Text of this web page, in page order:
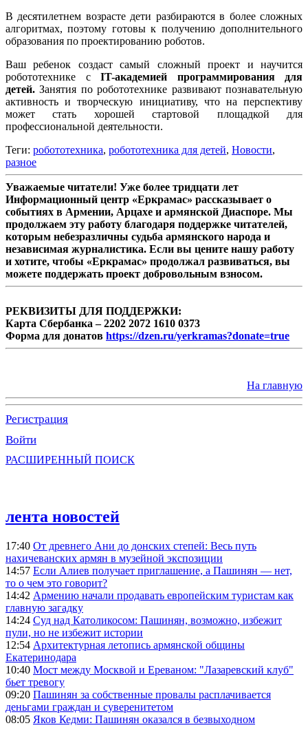
В десятилетнем возрасте дети разбираются в более сложных
алгоритмах, поэтому готовы к получению дополнительного
образования по проектированию роботов.
Ваш ребенок создаст самый сложный проект и научится
робототехнике с IT-академией программирования для
детей. Занятия по робототехнике развивают познавательную
активность и творческую инициативу, что на перспективу
может стать хорошей стартовой площадкой для
профессиональной деятельности.
Теги: робототехника, робототехника для детей, Новости,
разное
Уважаемые читатели! Уже более тридцати лет
Информационный центр «Еркрамас» рассказывает о
событиях в Армении, Арцахе и армянской Диаспоре. Мы
продолжаем эту работу благодаря поддержке читателей,
которым небезразличны судьба армянского народа и
независимая журналистика. Если вы цените нашу работу
и хотите, чтобы «Еркрамас» продолжал развиваться, вы
можете поддержать проект добровольным взносом.
РЕКВИЗИТЫ ДЛЯ ПОДДЕРЖКИ:
Карта Сбербанка – 2202 2072 1610 0373
Форма для донатов https://dzen.ru/yerkramas?donate=true
На главную
Регистрация
Войти
РАСШИРЕННЫЙ ПОИСК
лента новостей
17:40 От древнего Ани до донских степей: Весь путь
нахичеванских армян в музейной экспозиции
14:57 Если Алиев получает приглашение, а Пашинян — нет,
то о чем это говорит?
14:42 Армению начали продавать европейским туристам как
главную загадку
14:24 Суд над Католикосом: Пашинян, возможно, избежит
пули, но не избежит истории
12:54 Архитектурная летопись армянской общины
Екатеринодара
10:40 Мост между Москвой и Ереваном: "Лазаревский клуб"
бьет тревогу
09:20 Пашинян за собственные провалы расплачивается
деньгами граждан и суверенитетом
08:05 Яков Кедми: Пашинян оказался в безвыходном